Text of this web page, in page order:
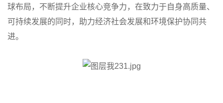
球布局，不断提升企业核心竞争力，在致力于自身高质量、
可持续发展的同时，助力经济社会发展和环境保护协同共
进。